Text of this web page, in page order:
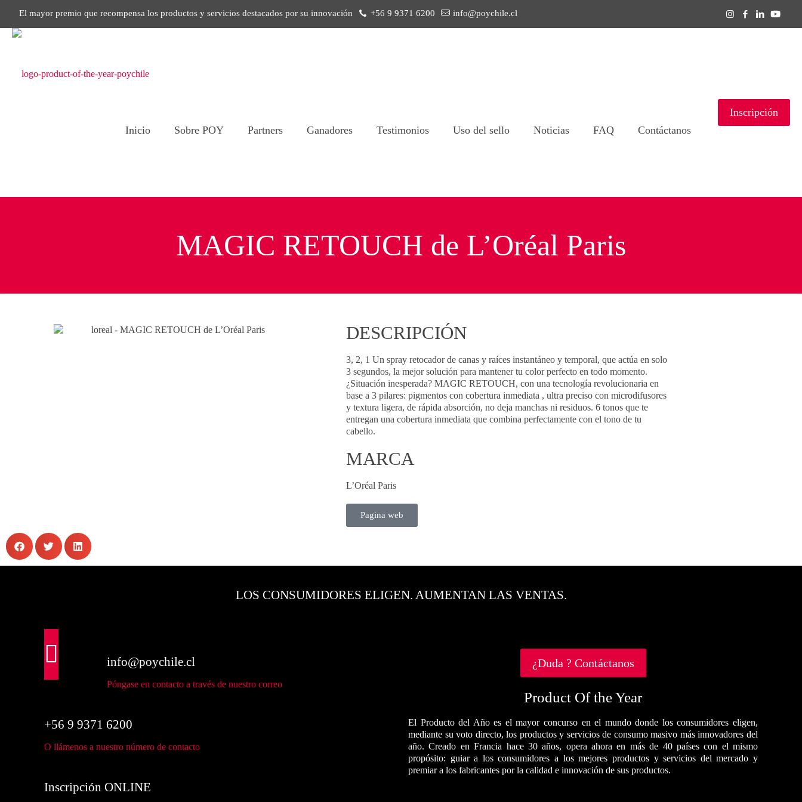
El mayor premio que recompensa los productos y servicios destacados por su innovación +56 9 9371 6200 info@poychile.cl
Inicio Sobre POY Partners Ganadores Testimonios Uso del sello Noticias FAQ Contáctanos
Inscripción
MAGIC RETOUCH de L’Oréal Paris
DESCRIPCIÓN
3, 2, 1 Un spray retocador de canas y raíces instantáneo y temporal, que actúa en solo
3 segundos, la mejor solución para mantener tu color perfecto en todo momento.
¿Situación inesperada? MAGIC RETOUCH, con una tecnología revolucionaria en
base a 3 pilares: pigmentos con cobertura inmediata , ultra preciso con microdifusores
y textura ligera, de rápida absorción, no deja manchas ni residuos. 6 tonos que te
entregan una cobertura inmediata que combina perfectamente con el tono de tu
cabello.
MARCA
L’Oréal Paris
Pagina web
LOS CONSUMIDORES ELIGEN. AUMENTAN LAS VENTAS.
info@poychile.cl
Póngase en contacto a través de nuestro correo
+56 9 9371 6200
O llámenos a nuestro número de contacto
Inscripción ONLINE
¿Duda ? Contáctanos
Product Of the Year
El Producto del Año es el mayor concurso en el mundo donde los consumidores eligen,
mediante su voto directo, los productos y servicios de consumo masivo más innovadores del
año. Creado en Francia hace 30 años, opera ahora en más de 40 países con el mismo
propósito: guiar a los consumidores a los mejores productos y servicios del mercado y
premiar a los fabricantes por la calidad e innovación de sus productos.